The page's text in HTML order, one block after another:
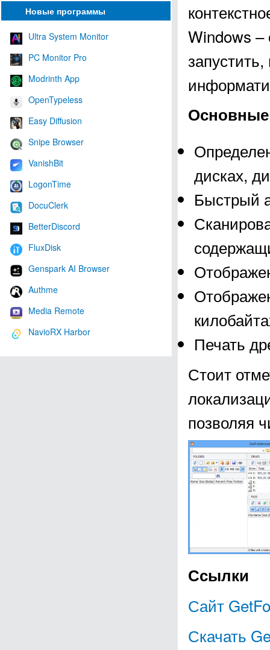
Новые программы
Ultra System Monitor
PC Monitor Pro
Modrinth App
OpenTypeless
Easy Diffusion
Snipe Browser
VanishBit
LogonTime
DocuClerk
BetterDiscord
FluxDisk
Genspark AI Browser
Authme
Media Remote
NavioRX Harbor
Windows –
Основные
дисках,
Быстрый
Печать
Стоит
позволяя
Ссылки
Сайт
Скачать